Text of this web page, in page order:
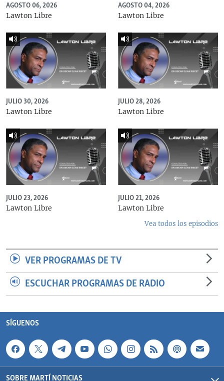
AGOSTO 06, 2026
Lawton Libre
AGOSTO 04, 2026
Lawton Libre
JULIO 30, 2026
Lawton Libre
JULIO 28, 2026
Lawton Libre
JULIO 23, 2026
Lawton Libre
JULIO 21, 2026
Lawton Libre
Vea todos los episodios
VER PROGRAMAS DE TV
ESCUCHAR PROGRAMAS DE RADIO
SÍGUENOS
SOBRE MARTÍ NOTICIAS